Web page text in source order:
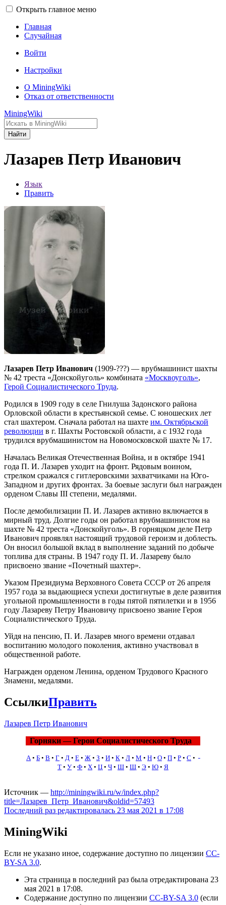
Открыть главное меню
Главная
Случайная
Войти
Настройки
О MiningWiki
Отказ от ответственности
MiningWiki
Найти
Лазарев Петр Иванович
Язык
Править
Лазарев Петр Иванович (1909-???) — врубмашинист шахты
№ 42 треста «Донскойуголь» комбината «Москвоуголь»,
Герой Социалистического Труда.
Родился в 1909 году в селе Гнилуша Задонского района
Орловской области в крестьянской семье. С юношеских лет
стал шахтером. Сначала работал на шахте им. Октябрьской
революции в г. Шахты Ростовской области, а с 1932 года
трудился врубмашинистом на Новомосковской шахте № 17.
Началась Великая Отечественная Война, и в октябре 1941
года П. И. Лазарев уходит на фронт. Рядовым воином,
стрелком сражался с гитлеровскими захватчиками на Юго-
Западном и других фронтах. За боевые заслуги был награжден
орденом Славы III степени, медалями.
После демобилизации П. И. Лазарев активно включается в
мирный труд. Долгие годы он работал врубмашинистом на
шахте № 42 треста «Донскойуголь». В горняцком деле Петр
Иванович проявлял настоящий трудовой героизм и доблесть.
Он вносил большой вклад в выполнение заданий по добыче
топлива для страны. В 1947 году П. И. Лазареву было
присвоено звание «Почетный шахтер».
Указом Президиума Верховного Совета СССР от 26 апреля
1957 года за выдающиеся успехи достигнутые в деле развития
угольной промышленности в годы пятой пятилетки и в 1956
году Лазареву Петру Ивановичу присвоено звание Героя
Социалистического Труда.
Уйдя на пенсию, П. И. Лазарев много времени отдавал
воспитанию молодого поколения, активно участвовал в
общественной работе.
Награжден орденом Ленина, орденом Трудового Красного
Знамени, медалями.
СсылкиПравить
Лазарев Петр Иванович
Горняки — Герои Социалистического Труда
А • Б • В • Г • Д • Е • Ж • З • И • К • Л • М • Н • О • П • Р • С •
Т • У • Ф • Х • Ц • Ч • Ш • Щ • Э • Ю • Я
Источник — http://miningwiki.ru/w/index.php?
title=Лазарев_Петр_Иванович&oldid=57493
Последний раз редактировалась 23 мая 2021 в 17:08
MiningWiki
Если не указано иное, содержание доступно по лицензии CC-
BY-SA 3.0.
Эта страница в последний раз была отредактирована 23
мая 2021 в 17:08.
Содержание доступно по лицензии CC-BY-SA 3.0 (если